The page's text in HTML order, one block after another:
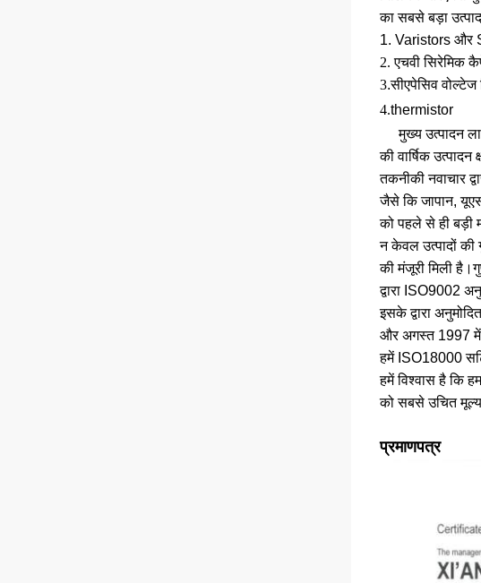
का सबसे बड़ा
1. Varistors और
2. एचवी सिरेमिक
3.सीएपेसिव वोल्टेज
4.thermistor
मुख्य उत्पादन
की वार्षिक
तकनीकी नवाचार
जैसे कि जापान,
को पहले से ही बड़ी
न केवल उत्पादों की
की मंजूरी मिली
द्वारा ISO9002
इसके द्वारा
और अगस्त 1997 में
हमें ISO18000
हमें विश्वास है कि
को सबसे उचित
प्रमाणपत्र